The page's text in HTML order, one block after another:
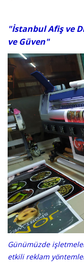
"İstanbul Afiş ve
ve Güven"
Günümüzde
etkili reklam